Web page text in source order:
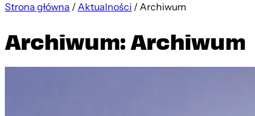
Strona główna /Aktualności /Archiwum
Archiwum: Archiwum